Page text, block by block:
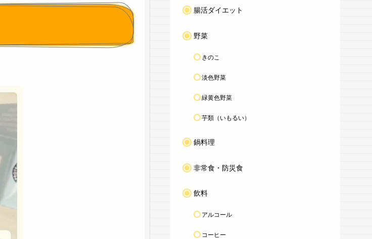
腸活ダイエット
野菜
きのこ
淡色野菜
緑黄色野菜
芋類（いもるい）
鍋料理
非常食・防災食
飲料
アルコール
コーヒー